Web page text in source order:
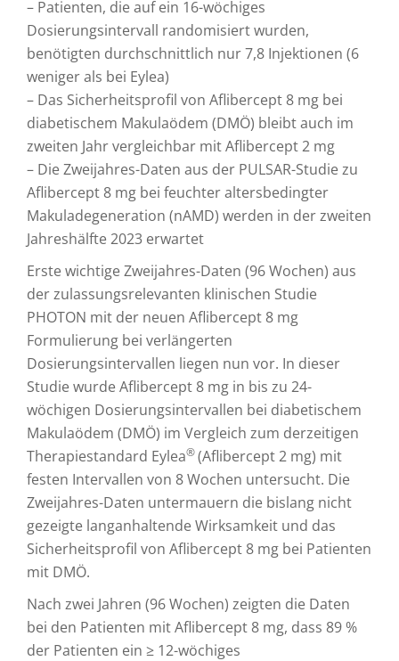
– Patienten, die auf ein 16-wöchiges
Dosierungsintervall randomisiert wurden,
benötigten durchschnittlich nur 7,8 Injektionen (6
weniger als bei Eylea)
– Das Sicherheitsprofil von Aflibercept 8 mg bei
diabetischem Makulaödem (DMÖ) bleibt auch im
zweiten Jahr vergleichbar mit Aflibercept 2 mg
– Die Zweijahres-Daten aus der PULSAR-Studie zu
Aflibercept 8 mg bei feuchter altersbedingter
Makuladegeneration (nAMD) werden in der zweiten
Jahreshälfte 2023 erwartet
Erste wichtige Zweijahres-Daten (96 Wochen) aus
der zulassungsrelevanten klinischen Studie
PHOTON mit der neuen Aflibercept 8 mg
Formulierung bei verlängerten
Dosierungsintervallen liegen nun vor. In dieser
Studie wurde Aflibercept 8 mg in bis zu 24-
wöchigen Dosierungsintervallen bei diabetischem
Makulaödem (DMÖ) im Vergleich zum derzeitigen
Therapiestandard Eylea®(Aflibercept 2 mg) mit
festen Intervallen von 8 Wochen untersucht. Die
Zweijahres-Daten untermauern die bislang nicht
gezeigte langanhaltende Wirksamkeit und das
Sicherheitsprofil von Aflibercept 8 mg bei Patienten
mit DMÖ.
Nach zwei Jahren (96 Wochen) zeigten die Daten
bei den Patienten mit Aflibercept 8 mg, dass 89 %
der Patienten ein ≥ 12-wöchiges